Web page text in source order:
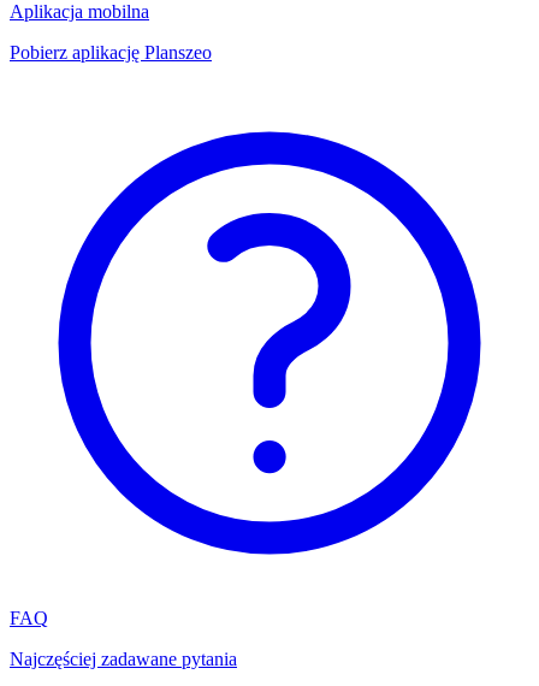
Aplikacja mobilna
Pobierz aplikację Planszeo
FAQ
Najczęściej zadawane pytania